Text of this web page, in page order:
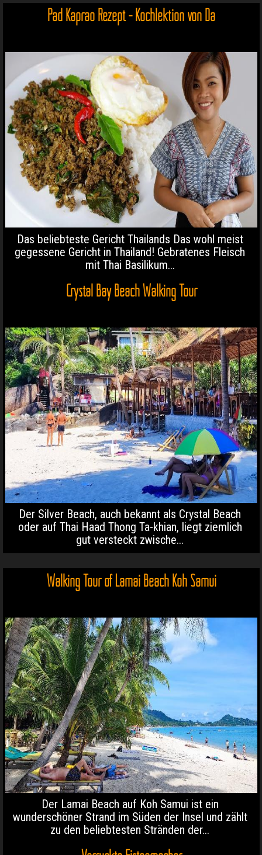
Pad Kaprao Rezept - Kochlektion von Da
Das beliebteste Gericht Thailands Das wohl meist
gegessene Gericht in Thailand! Gebratenes Fleisch
mit Thai Basilikum...
Crystal Bay Beach Walking Tour
Der Silver Beach, auch bekannt als Crystal Beach
oder auf Thai Haad Thong Ta-khian, liegt ziemlich
gut versteckt zwische...
Walking Tour of Lamai Beach Koh Samui
Der Lamai Beach auf Koh Samui ist ein
wunderschöner Strand im Süden der Insel und zählt
zu den beliebtesten Stränden der...